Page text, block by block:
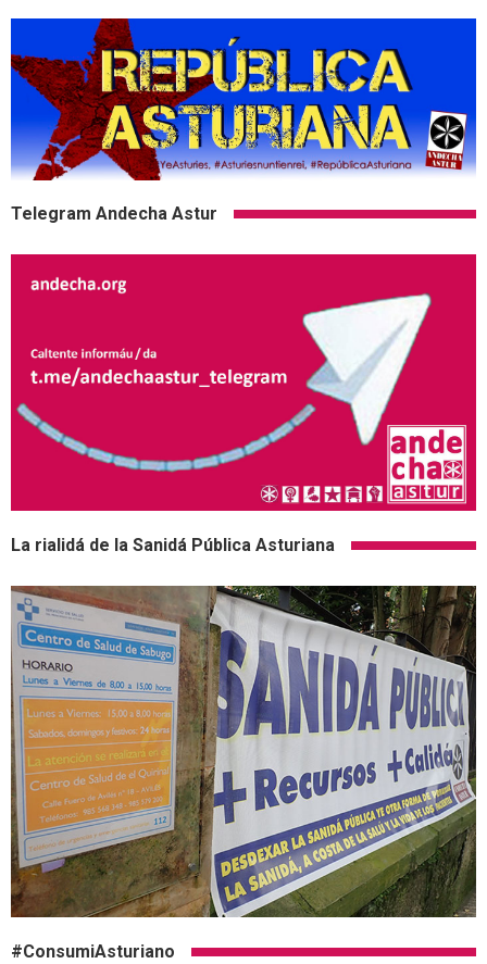
Telegram Andecha Astur
La rialidá de la Sanidá Pública Asturiana
#ConsumiAsturiano